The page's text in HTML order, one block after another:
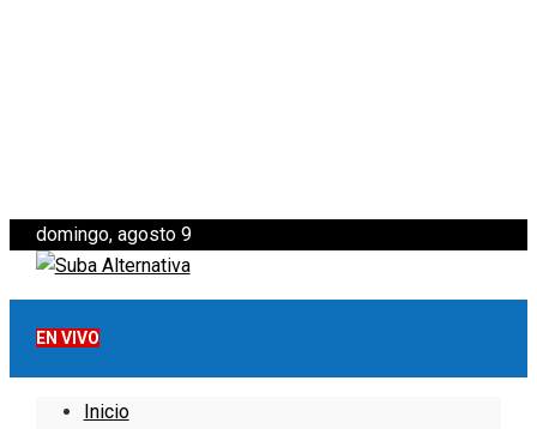
domingo, agosto 9
EN VIVO
Inicio